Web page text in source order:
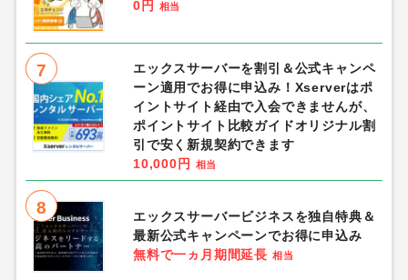
0円
相当
7
エックスサーバーを割引＆公式キャンペ
ーン適用でお得に申込み！Xserverはポ
イントサイト経由で入会できませんが、
ポイントサイト比較ガイドオリジナル割
引で安く新規契約できます
10,000円
相当
8
エックスサーバービジネスを独自特典＆
最新公式キャンペーンでお得に申込み
無料で一ヵ月期間延長 相当